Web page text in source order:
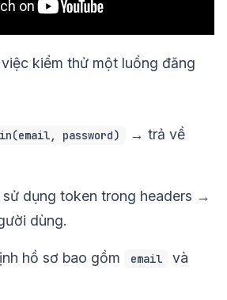
kiểm thử một luồng đăng
password)
→ trả về
dụng token trong headers →
dùng.
hồ sơ bao gồm email và